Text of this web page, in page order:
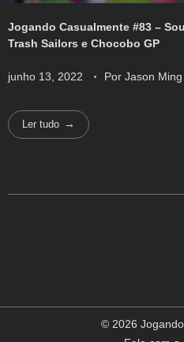
Jogando Casualmente #83 –
Trash Sailors e Chocobo GP
junho 13, 2022 Por Jason
Ler tudo
© 2026